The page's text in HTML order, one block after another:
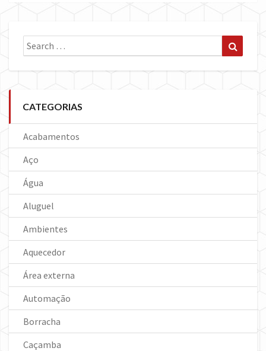
Search
for:
CATEGORIAS
Acabamentos
Aço
Água
Aluguel
Ambientes
Aquecedor
Área externa
Automação
Borracha
Caçamba